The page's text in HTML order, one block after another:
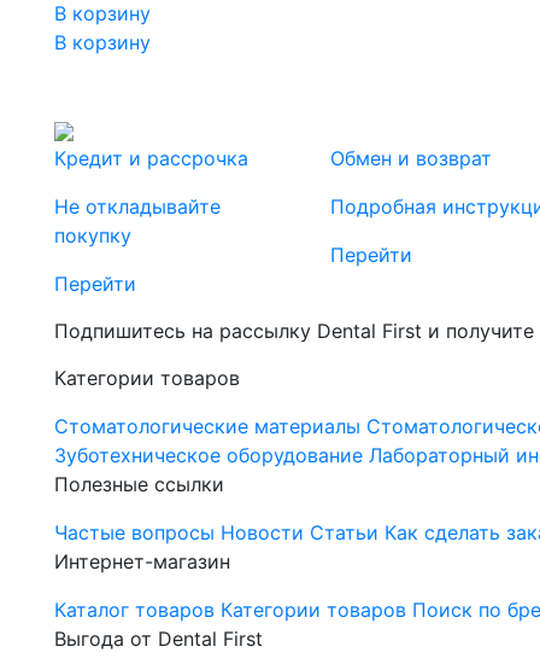
В корзину
В корзину
Кредит и рассрочка
Не откладывайте
покупку
Перейти
Обмен и возврат
Подробная
Перейти
Подпишитесь на рассылку Dental First и
Категории товаров
Стоматологические материалы
Зуботехническое оборудование Лабораторный
Полезные ссылки
Частые вопросы Новости Статьи Как сделать
Интернет-магазин
Каталог товаров Категории товаров Поиск по
Выгода от Dental First